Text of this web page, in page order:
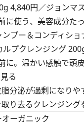
4,840円／ジョンマ
に使う、美容成分た
プー＆コンディシ
ルプクレンジング
に。温かい感触で頭
る
分泌が過剰になりや
り去るクレンジング
ーガニック